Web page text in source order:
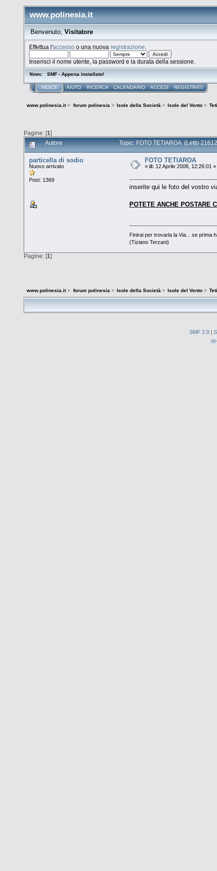
www.polinesia.it
Benvenuto, Visitatore
Effettua l'accesso o una nuovaregistrazione
Inserisci il nome utente, la password e la durata della sessione.
News: SMF - Appena installato!
INDICE AIUTO RICERCA CALENDARIO ACCEDI REGISTRATI
www.polinesia.it> forum polinesia> Isole della Società> Isole del Vento>
Pagine: [1]
Autore Topic: FOTO TETIAROA (Letto
particella di sodio
Nuovo arrivato
Post: 1369
FOTO TETIAROA
«il: 12 Aprile 2008, 12:26:01 »
inserite qui le foto del vostro
POTETE ANCHE POSTARE
Finirai per trovarla la Via... se prima
(Tiziano Terzani)
Pagine: [1]
www.polinesia.it> forum polinesia> Isole della Società> Isole del Vento>
SMF 2.0 |